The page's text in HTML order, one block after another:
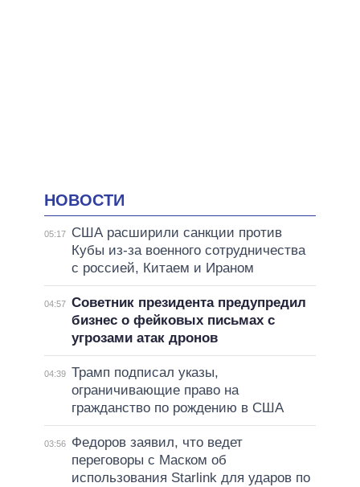
НОВОСТИ
05:17
США расширили санкции против
Кубы из-за военного сотрудничества
с россией, Китаем и Ираном
04:57 Советник президента предупредил
бизнес о фейковых письмах с
угрозами атак дронов
04:39 Трамп подписал указы,
ограничивающие право на
гражданство по рождению в США
03:56
Федоров заявил, что ведет
переговоры с Маском об
использования Starlink для ударов по